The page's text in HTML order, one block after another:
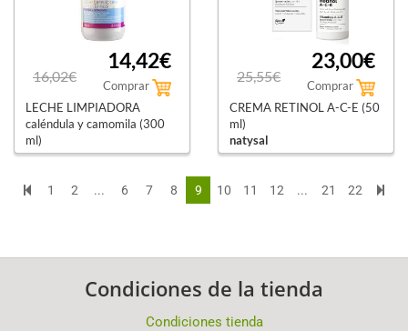
16,02€
14,42€
Comprar
LECHE LIMPIADORA
caléndula y camomila (300
ml)
corpore sano
25,55€
23,00€
Comprar
CREMA RETINOL A-C-E (50
ml)
natysal
1 2 ... 6 7 8 9 10 11 12 ... 21 22
Condiciones de la tienda
Condiciones tienda